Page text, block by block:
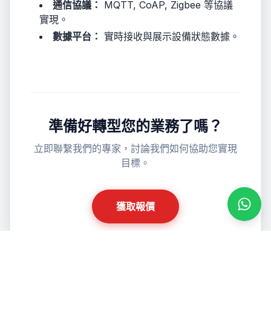
通信協議： MQTT, CoAP, Zigbee 等協議
實現。
數據平台： 實時接收與展示設備狀態數據。
準備好轉型您的業務了嗎？
立即聯繫我們的專家，討論我們如何協助您實現
目標。
獲取報價 透過